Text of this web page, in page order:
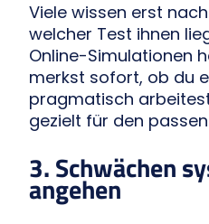
Viele wissen erst
welcher Test ihnen
Online-Simulationen
merkst sofort, ob du
pragmatisch
gezielt für den
3. Schwächen
angehen